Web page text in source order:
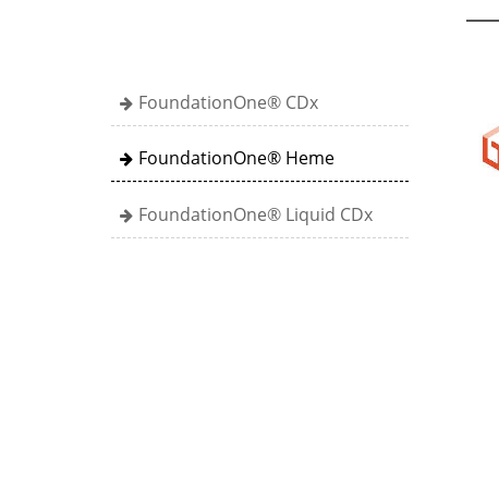
FoundationOne® CDx
FoundationOne® Heme
FoundationOne® Liquid CDx